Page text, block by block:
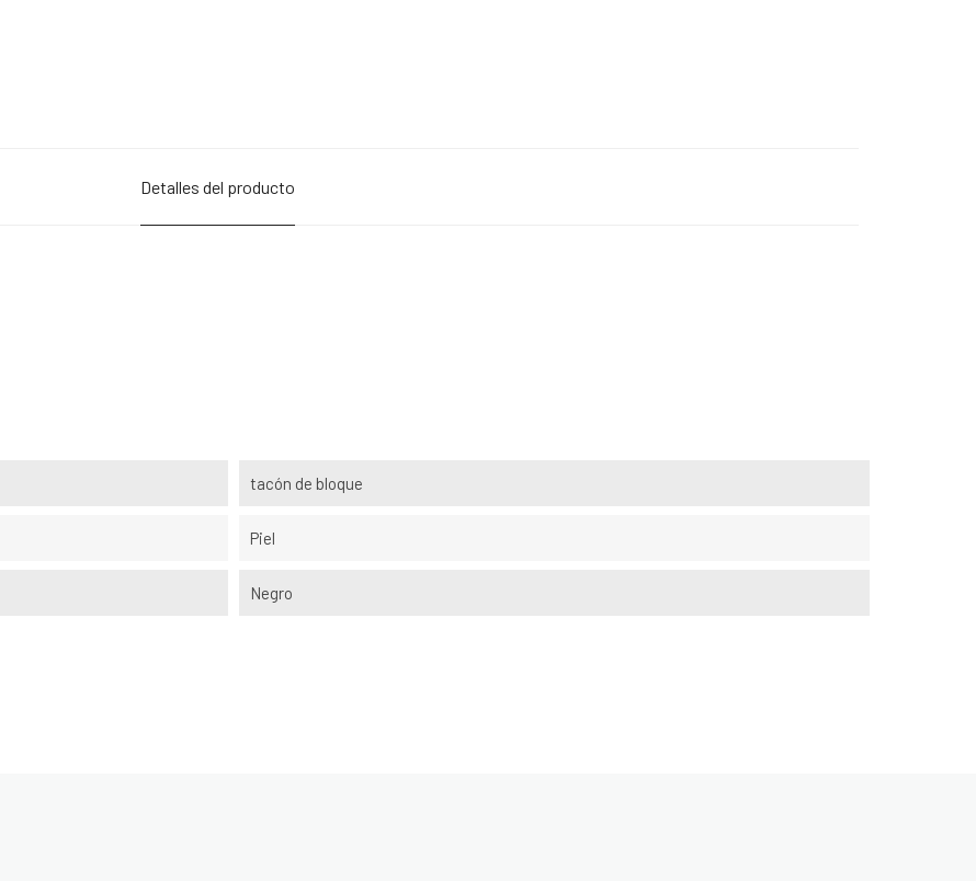
Detalles del producto
tacón de bloque
Piel
Negro